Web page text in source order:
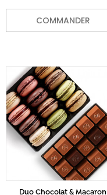
COMMANDER
Duo Chocolat & Macaron